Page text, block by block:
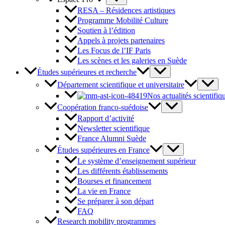
RESA – Résidences artistiques
Programme Mobilité Culture
Soutien à l’édition
Appels à projets partenaires
Les Focus de l’IF Paris
Les scènes et les galeries en Suède
Études supérieures et recherche
Département scientifique et universitaire
Nos actualités
Coopération franco-suédoise
Rapport d’activité
Newsletter scientifique
France Alumni Suède
Études supérieures en France
Le système d’enseignement supérieur
Les différents établissements
Bourses et financement
La vie en France
Se préparer à son départ
FAQ
Research mobility programmes